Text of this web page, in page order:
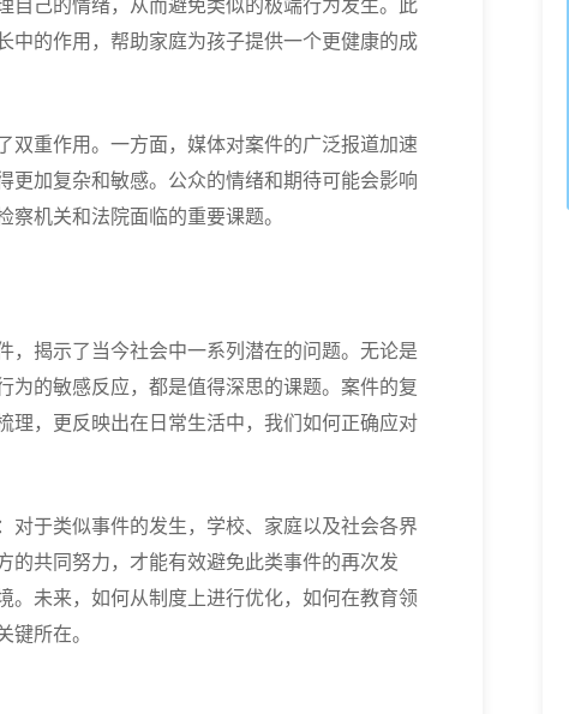
中的作用，帮助家庭为孩子提供一个更健康的成
双重作用。一方面，媒体对案件的广泛报道加速
更加复杂和敏感。公众的情绪和期待可能会影响
机关和法院面临的重要课题。
，揭示了当今社会中一系列潜在的问题。无论是
为的敏感反应，都是值得深思的课题。案件的复
理，更反映出在日常生活中，我们如何正确应对
对于类似事件的发生，学校、家庭以及社会各界
的共同努力，才能有效避免此类事件的再次发
。未来，如何从制度上进行优化，如何在教育领
所在。